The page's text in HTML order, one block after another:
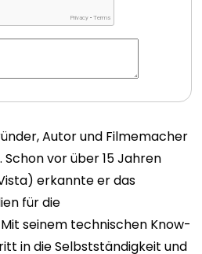
Autor und Filmemacher
vor über 15 Jahren
erkannte er das
für die
seinem technischen Know-
in die Selbstständigkeit und